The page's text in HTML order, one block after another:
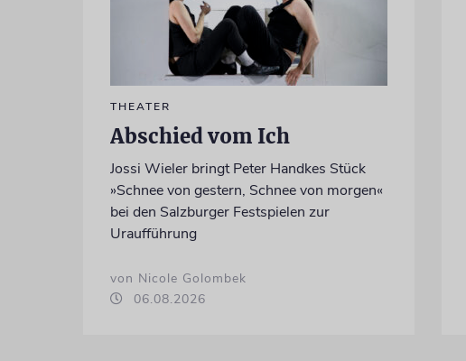
THEATER
Abschied vom Ich
Jossi Wieler bringt Peter Handkes Stück
»Schnee von gestern, Schnee von morgen«
bei den Salzburger Festspielen zur
Uraufführung
von Nicole Golombek
06.08.2026